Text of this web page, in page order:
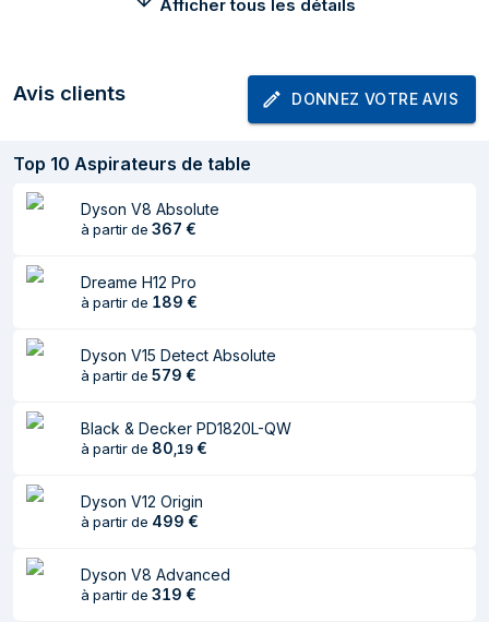
600 W
Poids et dimensions
Largeur 227 mm
Profondeur 232 mm
Ergonomie
Longueur du câble
Autres caractéristiques
Aspiration 16 kPa
Type de conteneur
à poussière
Sans sac
Afficher tous les détails
Avis clients DONNEZ VOTRE AVIS
Top 10 Aspirateurs de table
Dyson V8 Absolute
à partir de 367 €
Dreame H12 Pro
à partir de 189 €
Dyson V15 Detect Absolute
à partir de 579 €
Black & Decker PD1820L-QW
à partir de 80 19 €
Dyson V12 Origin
à partir de 499 €
Dyson V8 Advanced
à partir de 319 €